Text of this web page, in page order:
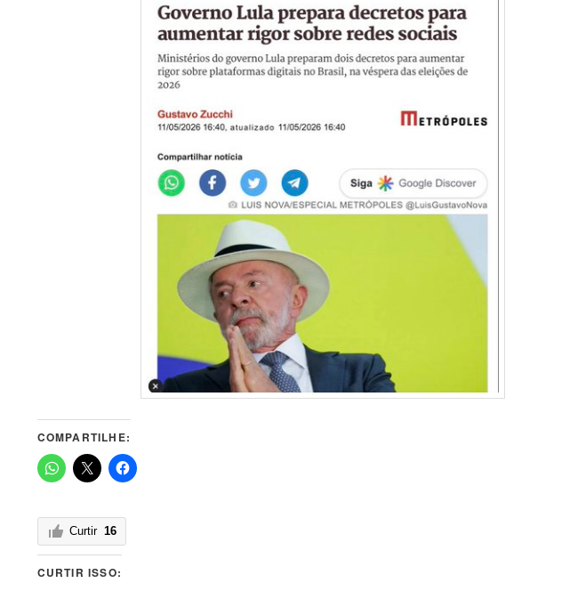
COMPARTILHE:
Curtir 16
CURTIR ISSO: